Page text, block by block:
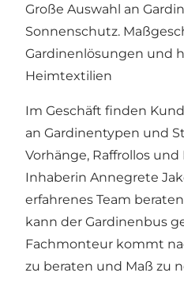
Große Auswahl an
Sonnenschutz.
Gardinenlösungen und
Heimtextilien
Im Geschäft finden
an Gardinentypen und
Vorhänge, Raffrollos und
Inhaberin Annegrete
erfahrenes Team
kann der Gardinenbus
Fachmonteur kommt
zu beraten und Maß zu